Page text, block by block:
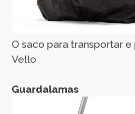
O saco para transportar
Vello
Guardalamas